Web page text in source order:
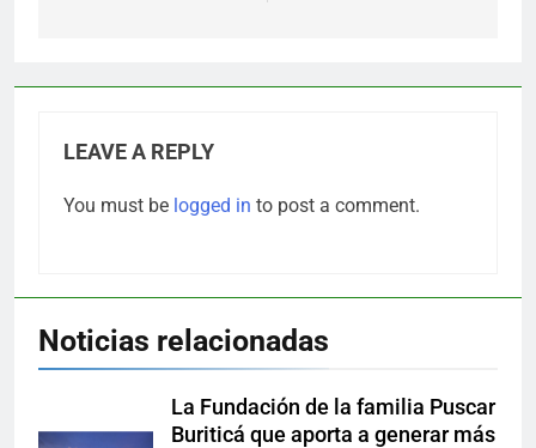
LEAVE A REPLY
You must be logged in to post a comment.
Noticias relacionadas
La Fundación de la familia Puscar
Buriticá que aporta a generar más